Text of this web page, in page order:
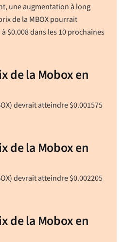
une augmentation à long
de la MBOX pourrait
$0.008dans les 10 prochaines
de la Mobox en
devrait atteindre$0.001575
de la Mobox en
devrait atteindre$0.002205
de la Mobox en